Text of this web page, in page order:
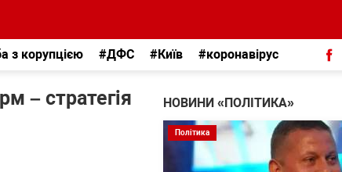
з корупцією #ДФС #Київ #коронавірус
– стратегія
НОВИНИ «ПОЛІТИКА»
Політика